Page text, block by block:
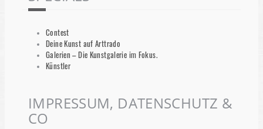
Contest
Deine Kunst auf Arttrado
Galerien – Die Kunstgalerie im Fokus.
Künstler
IMPRESSUM, DATENSCHUTZ &
CO